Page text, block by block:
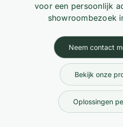
voor een persoonlijk
showroombezoek
Neem contact
Bekijk onze
Oplossingen